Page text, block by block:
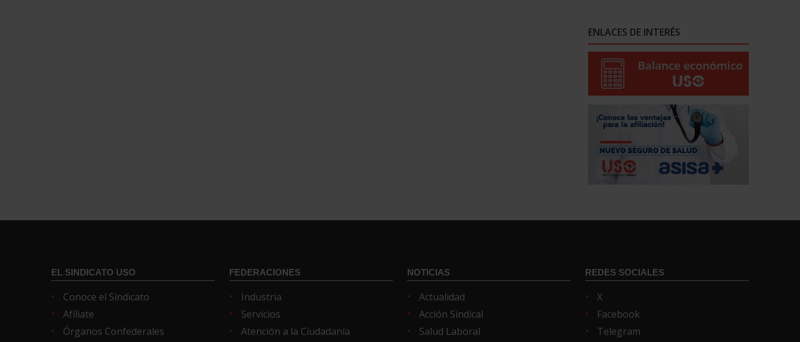
ENLACES DE INTERÉS
EL SINDICATO USO
Conoce el Sindicato
Afíliate
Órganos Confederales
FEDERACIONES
Industria
Servicios
Atención a la Ciudadanía
NOTICIAS
Actualidad
Acción Sindical
Salud Laboral
REDES SOCIALES
X
Facebook
Telegram